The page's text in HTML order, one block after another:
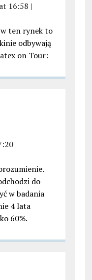
16:58 |
w ten rynek to
odbywają
on Tour:
|
do
w badania
4 lata
60%.